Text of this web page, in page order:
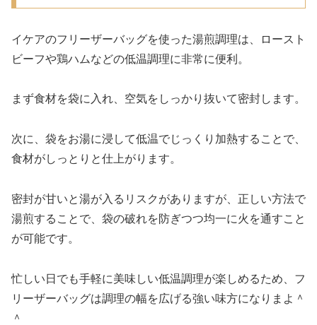
イケアのフリーザーバッグを使った湯煎調理は、ロースト
ビーフや鶏ハムなどの低温調理に非常に便利。
まず食材を袋に入れ、空気をしっかり抜いて密封します。
次に、袋をお湯に浸して低温でじっくり加熱することで、
食材がしっとりと仕上がります。
密封が甘いと湯が入るリスクがありますが、正しい方法で
湯煎することで、袋の破れを防ぎつつ均一に火を通すこと
が可能です。
忙しい日でも手軽に美味しい低温調理が楽しめるため、フ
リーザーバッグは調理の幅を広げる強い味方になりまよ＾
＾